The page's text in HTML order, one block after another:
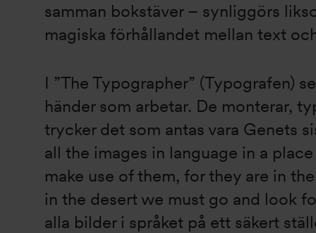
samman bokstäver – synliggörs
magiska förhållandet mellan text
I ”The Typographer” (Typografen)
händer som arbetar. De monterar,
trycker det som antas vara Genets
all the images in language in a
make use of them, for they are in
in the desert we must go and look
alla bilder i språket på ett säkert